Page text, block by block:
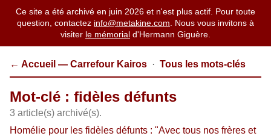
Ce site a été archivé en juin 2026 et n'est plus actif. Pour toute
question, contactez info@metakine.com . Nous vous invitons à
visiter le mémorial d'Hermann Giguère.
← Accueil — Carrefour Kairos · Tous les mots-clés
Mot-clé : fidèles défunts
3 article(s) archivé(s).
Homélie pour les fidèles défunts : "Avec tous nos frères et